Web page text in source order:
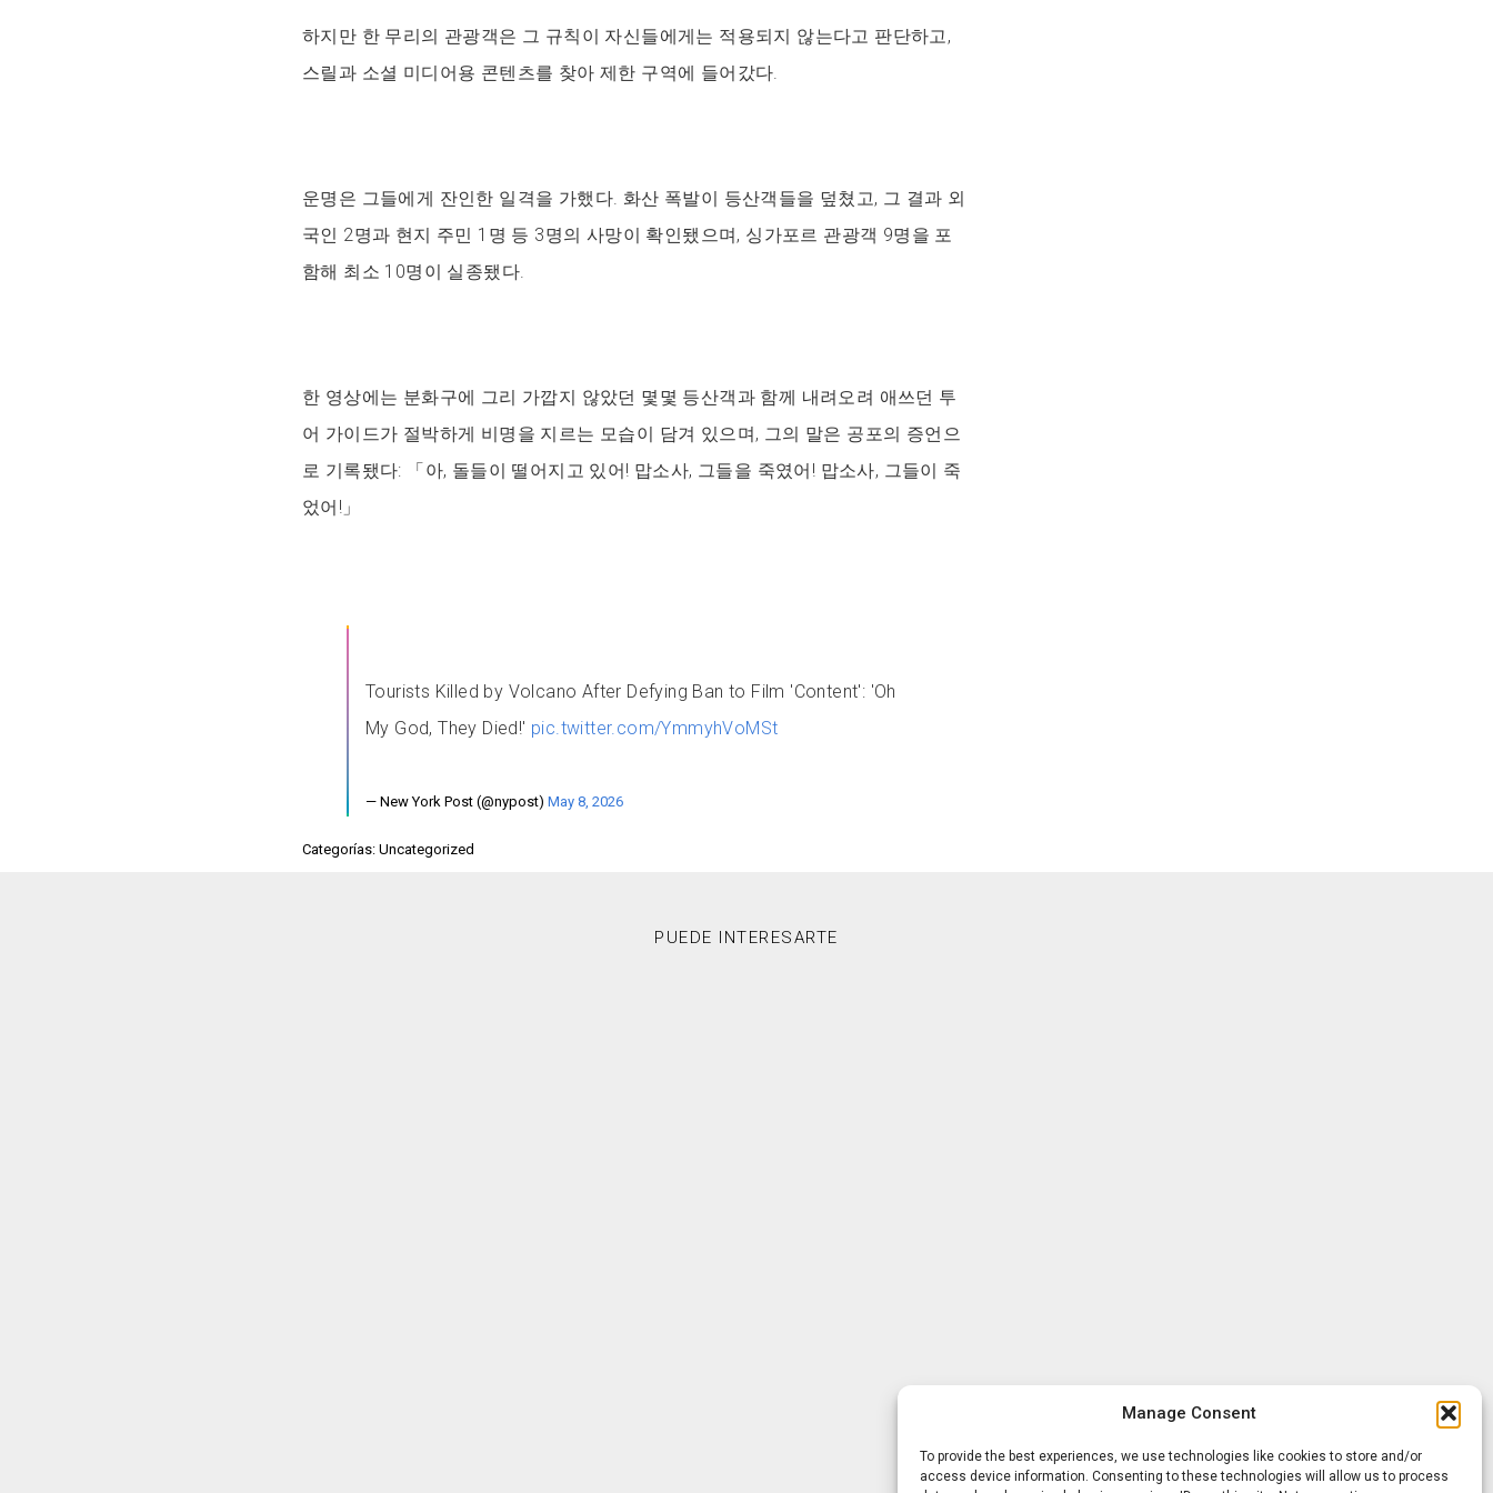
Manage Consent
To provide the best experiences, we use technologies like cookies to store and/or
access device information. Consenting to these technologies will allow us to process
하지만 한 무리의 관광객은 그 규칙이 자신들에게는 적용되지 않는다고 판단하고,
스릴과 소셜 미디어용 콘텐츠를 찾아 제한 구역에 들어갔다.
운명은 그들에게 잔인한 일격을 가했다. 화산 폭발이 등산객들을 덮쳤고, 그 결과 외
국인 2명과 현지 주민 1명 등 3명의 사망이 확인됐으며, 싱가포르 관광객 9명을 포
함해 최소 10명이 실종됐다.
한 영상에는 분화구에 그리 가깝지 않았던 몇몇 등산객과 함께 내려오려 애쓰던 투
어 가이드가 절박하게 비명을 지르는 모습이 담겨 있으며, 그의 말은 공포의 증언으
로 기록됐다: 「아, 돌들이 떨어지고 있어! 맙소사, 그들을 죽였어! 맙소사, 그들이 죽
었어!」
Tourists Killed by Volcano After Defying Ban to Film 'Content': 'Oh
My God, They Died!' pic.twitter.com/YmmyhVoMSt
— New York Post (@nypost) May 8, 2026
Categorías: Uncategorized
PUEDE INTERESARTE